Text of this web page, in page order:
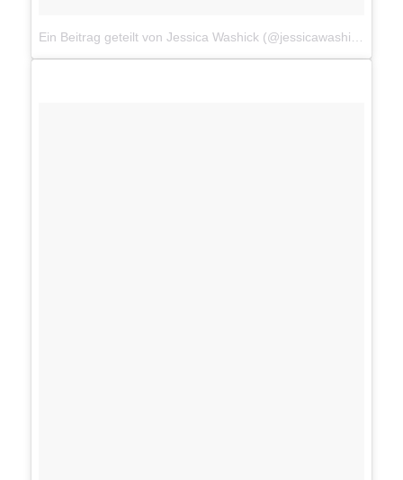
Ein Beitrag geteilt von Jessica Washick (@jessicawashick)